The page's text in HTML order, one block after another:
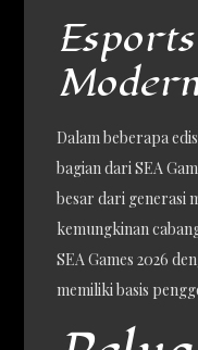
Dalam beberapa
bagian dari SEA
besar dari generasi
kemungkinan
SEA Games 2026
memiliki basis